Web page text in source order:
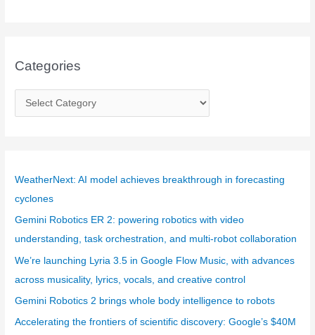
Categories
a
g
WeatherNext: AI model achieves breakthrough in forecasting
cyclones
Gemini Robotics ER 2: powering robotics with video
understanding, task orchestration, and multi-robot collaboration
We’re launching Lyria 3.5 in Google Flow Music, with advances
across musicality, lyrics, vocals, and creative control
Gemini Robotics 2 brings whole body intelligence to robots
Accelerating the frontiers of scientific discovery: Google’s $40M